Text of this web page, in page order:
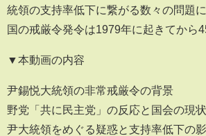
統領の支持率低下に繋がる数々の問題
国の戒厳令発令は1979年に起きてから
▼本動画の内容
尹錫悦大統領の非常戒厳令の背景
野党「共に民主党」の反応と国会の現状
尹大統領をめぐる疑惑と支持率低下の